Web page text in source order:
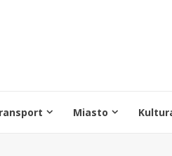
Miasto